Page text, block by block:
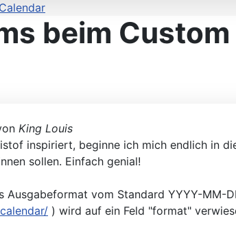
beim
King Louis
inspiriert, beginne ich mich endlich in
sollen. Einfach genial!
vom Standard YYYY-MM-
) wird auf ein Feld "format"